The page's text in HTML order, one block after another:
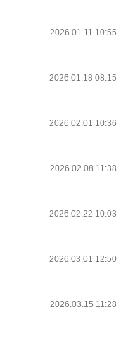
2026.01.11 10:55
2026.01.18 08:15
2026.02.01 10:36
2026.02.08 11:38
2026.02.22 10:03
2026.03.01 12:50
2026.03.15 11:28